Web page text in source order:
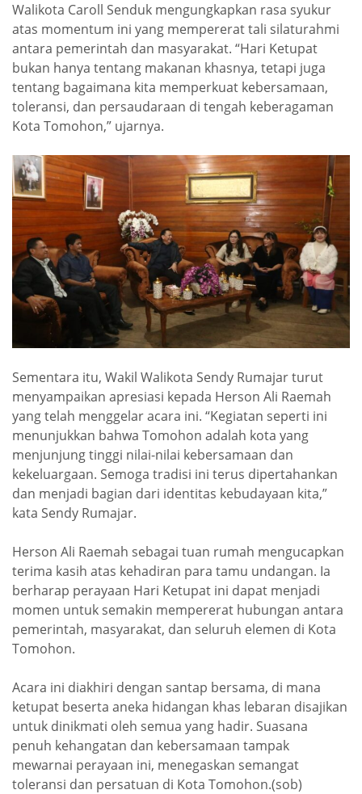
Walikota Caroll Senduk mengungkapkan rasa syukur
atas momentum ini yang mempererat tali silaturahmi
antara pemerintah dan masyarakat. “Hari Ketupat
bukan hanya tentang makanan khasnya, tetapi juga
tentang bagaimana kita memperkuat kebersamaan,
toleransi, dan persaudaraan di tengah keberagaman
Kota Tomohon,” ujarnya.
Sementara itu, Wakil Walikota Sendy Rumajar turut
menyampaikan apresiasi kepada Herson Ali Raemah
yang telah menggelar acara ini. “Kegiatan seperti ini
menunjukkan bahwa Tomohon adalah kota yang
menjunjung tinggi nilai-nilai kebersamaan dan
kekeluargaan. Semoga tradisi ini terus dipertahankan
dan menjadi bagian dari identitas kebudayaan kita,”
kata Sendy Rumajar.
Herson Ali Raemah sebagai tuan rumah mengucapkan
terima kasih atas kehadiran para tamu undangan. Ia
berharap perayaan Hari Ketupat ini dapat menjadi
momen untuk semakin mempererat hubungan antara
pemerintah, masyarakat, dan seluruh elemen di Kota
Tomohon.
Acara ini diakhiri dengan santap bersama, di mana
ketupat beserta aneka hidangan khas lebaran disajikan
untuk dinikmati oleh semua yang hadir. Suasana
penuh kehangatan dan kebersamaan tampak
mewarnai perayaan ini, menegaskan semangat
toleransi dan persatuan di Kota Tomohon.(sob)